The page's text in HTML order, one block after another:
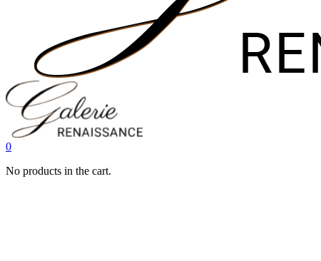
0
No products in the cart.